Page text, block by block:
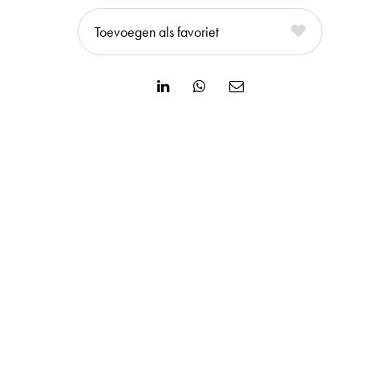
favoriet